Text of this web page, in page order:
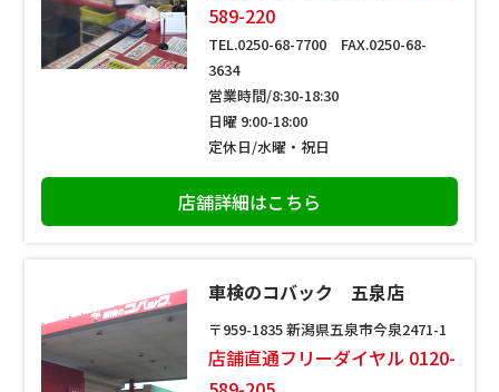
589-220
TEL.0250-68-7700 FAX.0250-68-
3634
営業時間/8:30-18:30
日曜 9:00-18:00
定休日/水曜・祝日
店舗詳細はこちら
車検のコバック 五泉店
〒959-1835 新潟県五泉市今泉2471-1
店舗直通フリーダイヤル 0120-